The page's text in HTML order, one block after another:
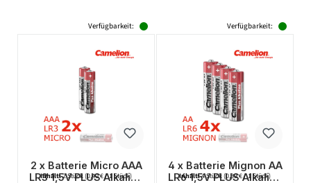
Verfügbarkeit:
2 x Batterie Micro AAA
LR3 1,5V PLUS Alkaline
Inhalt:2 Stück(0,40 € / 1 Stück)
Verfügbarkeit:
4 x Batterie Mignon AA
LR6 1,5V PLUS Alkaline
Inhalt:4 Stück(0,39 € / 1 Stück)